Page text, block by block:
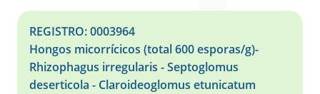
REGISTRO: 0003964
Hongos micorrícicos (total 600 esporas/g)-
Rhizophagus irregularis - Septoglomus
deserticola - Claroideoglomus etunicatum